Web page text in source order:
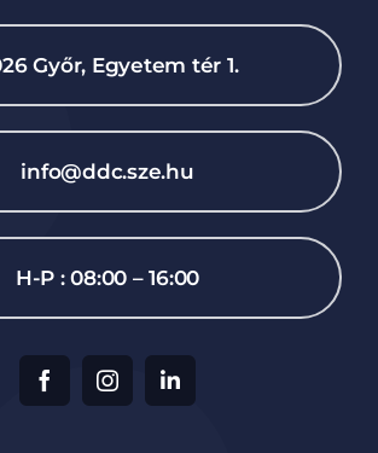
Győr, Egyetem tér 1.
info@ddc.sze.hu
H-P : 08:00 – 16:00